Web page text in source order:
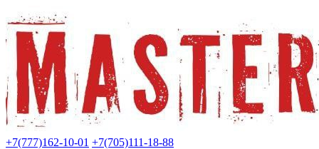
+7(777)162-10-01 +7(705)111-18-88